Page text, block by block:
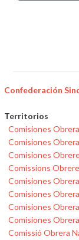
Confederación
Territorios
Comisiones
Comisiones
Comisiones
Comissions
Comisiones
Comisiones
Comisiones
Comisiones
Comissió Obrera